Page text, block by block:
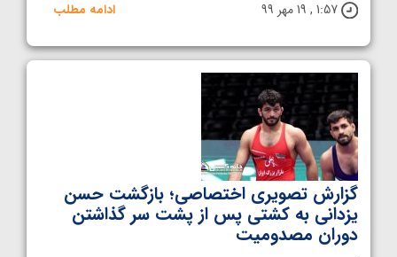
1:57 , 19 مهر 99
ادامه مطلب
گزارش تصویری اختصاصی؛ بازگشت حسن
یزدانی به کشتی پس از پشت سر گذاشتن
دوران مصدومیت